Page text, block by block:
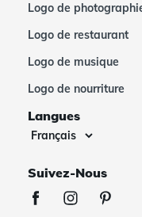
Logo de
Logo de restaurant
Logo de musique
Logo de nourriture
Langues
Suivez-Nous